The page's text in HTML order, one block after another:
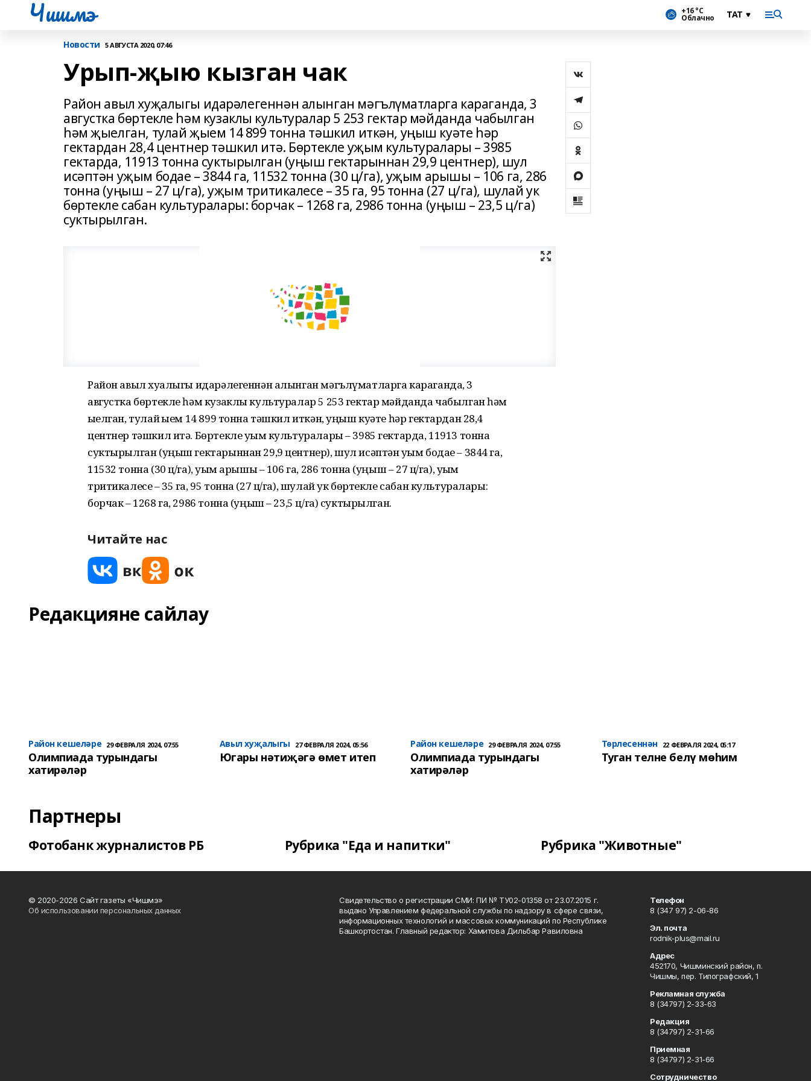
Чишмэ +16 °С
Облачно
Новости 5 АВГУСТА 2020, 07:46
Урып-җыю кызган чак
Район авыл хуҗалыгы идарәлегеннән алынган мәгълүматларга караганда, 3
августка бөртекле һәм кузаклы культуралар 5 253 гектар мәйданда чабылган
һәм җыелган, тулай җыем 14 899 тонна тәшкил иткән, уңыш куәте һәр
гектардан 28,4 центнер тәшкил итә. Бөртекле уҗым культуралары – 3985
гектарда, 11913 тонна суктырылган (уңыш гектарыннан 29,9 центнер), шул
исәптән уҗым бодае – 3844 га, 11532 тонна (30 ц/га), уҗым арышы – 106 га, 286
тонна (уңыш – 27 ц/га), уҗым тритикалесе – 35 га, 95 тонна (27 ц/га), шулай ук
бөртекле сабан культуралары: борчак – 1268 га, 2986 тонна (уңыш – 23,5 ц/га)
суктырылган.
Район авыл хуҗалыгы идарәлегеннән алынган мәгълүматларга караганда, 3
августка бөртекле һәм кузаклы культуралар 5 253 гектар мәйданда чабылган һәм
җыелган, тулай җыем 14 899 тонна тәшкил иткән, уңыш куәте һәр гектардан 28,4
центнер тәшкил итә. Бөртекле уҗым культуралары – 3985 гектарда, 11913 тонна
суктырылган (уңыш гектарыннан 29,9 центнер), шул исәптән уҗым бодае – 3844 га,
11532 тонна (30 ц/га), уҗым арышы – 106 га, 286 тонна (уңыш – 27 ц/га), уҗым
тритикалесе – 35 га, 95 тонна (27 ц/га), шулай ук бөртекле сабан культуралары:
борчак – 1268 га, 2986 тонна (уңыш – 23,5 ц/га) суктырылган.
Читайте нас
Редакцияне сайлау
Район кешеләре 29 ФЕВРАЛЯ 2024, 07:55
Олимпиада турындагы
хатирәләр
Авыл хуҗалыгы 27 ФЕВРАЛЯ 2024, 05:56
Югары нәтиҗәгә өмет итеп
Район кешеләре 29 ФЕВРАЛЯ 2024, 07:55
Олимпиада турындагы
хатирәләр
Төрлесеннән 22 ФЕВРАЛЯ 2024, 05:17
Туган телне белү мөһим
Партнеры
Фотобанк журналистов РБ Рубрика "Еда и напитки" Рубрика "Животные"
© 2020-2026 Сайт газеты «Чишмэ»
Об использовании персональных данных
Свидетельство о регистрации СМИ: ПИ № ТУ02-01358 от 23.07.2015 г.
выдано Управлением федеральной службы по надзору в сфере связи,
информационных технологий и массовых коммуникаций по Республике
Башкортостан. Главный редактор: Хамитова Дильбар Равиловна
Телефон
8 (347 97) 2-06-86
Эл. почта
rodnik-plus@mail.ru
Адрес
452170, Чишминский район, п.
Чишмы, пер. Типографский, 1
Рекламная служба
8 (34797) 2-33-63
Редакция
8 (34797) 2-31-66
Приемная
8 (34797) 2-31-66
Сотрудничество